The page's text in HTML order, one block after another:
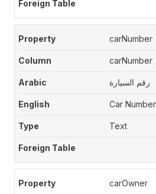
carNumber
carNumber
رقم السيارة
Car Number
Text
carOwner